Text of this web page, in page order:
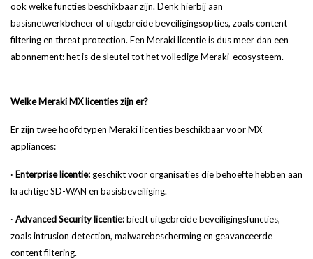
ook welke functies beschikbaar zijn. Denk hierbij aan
basisnetwerkbeheer of uitgebreide beveiligingsopties, zoals content
filtering en threat protection. Een Meraki licentie is dus meer dan een
abonnement: het is de sleutel tot het volledige Meraki-ecosysteem.
Welke Meraki MX licenties zijn er?
Er zijn twee hoofdtypen Meraki licenties beschikbaar voor MX
appliances:
· Enterprise licentie: geschikt voor organisaties die behoefte hebben aan
krachtige SD-WAN en basisbeveiliging.
· Advanced Security licentie:biedt uitgebreide beveiligingsfuncties,
zoals intrusion detection, malwarebescherming en geavanceerde
content filtering.